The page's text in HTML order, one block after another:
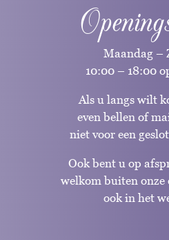
Maandag –
10:00 – 18:00
Als u langs wilt
even bellen of
niet voor een
Ook bent u op
welkom buiten
ook in het